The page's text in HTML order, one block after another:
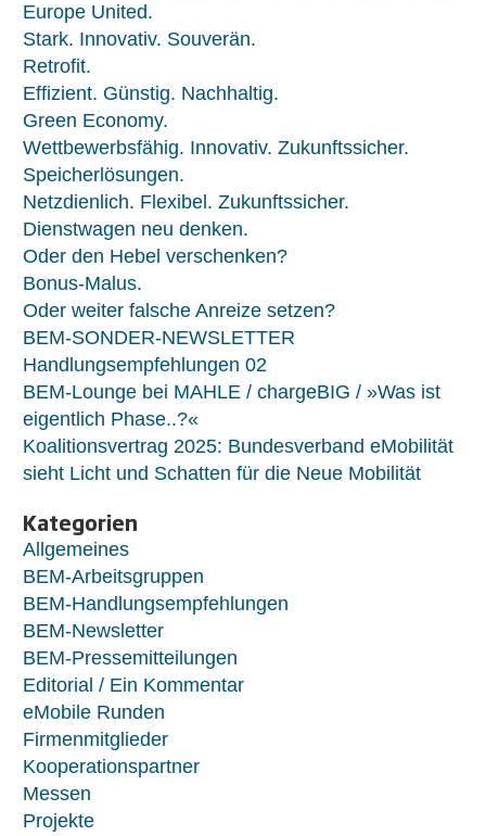
Europe United.
Stark. Innovativ. Souverän.
Retrofit.
Effizient. Günstig. Nachhaltig.
Green Economy.
Wettbewerbsfähig. Innovativ. Zukunftssicher.
Speicherlösungen.
Netzdienlich. Flexibel. Zukunftssicher.
Dienstwagen neu denken.
Oder den Hebel verschenken?
Bonus-Malus.
Oder weiter falsche Anreize setzen?
BEM-SONDER-NEWSLETTER
Handlungsempfehlungen 02
BEM-Lounge bei MAHLE / chargeBIG / »Was ist
eigentlich Phase..?«
Koalitionsvertrag 2025: Bundesverband eMobilität
sieht Licht und Schatten für die Neue Mobilität
Kategorien
Allgemeines
BEM-Arbeitsgruppen
BEM-Handlungsempfehlungen
BEM-Newsletter
BEM-Pressemitteilungen
Editorial / Ein Kommentar
eMobile Runden
Firmenmitglieder
Kooperationspartner
Messen
Projekte